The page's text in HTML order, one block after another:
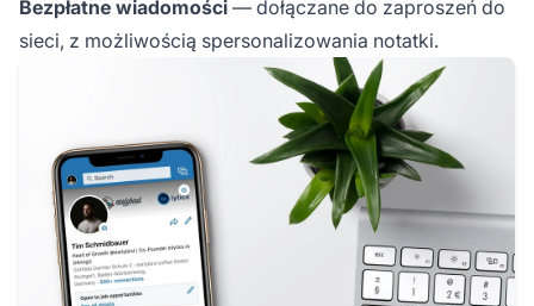
Bezpłatne wiadomości — dołączane do zaproszeń do
sieci, z możliwością spersonalizowania notatki.